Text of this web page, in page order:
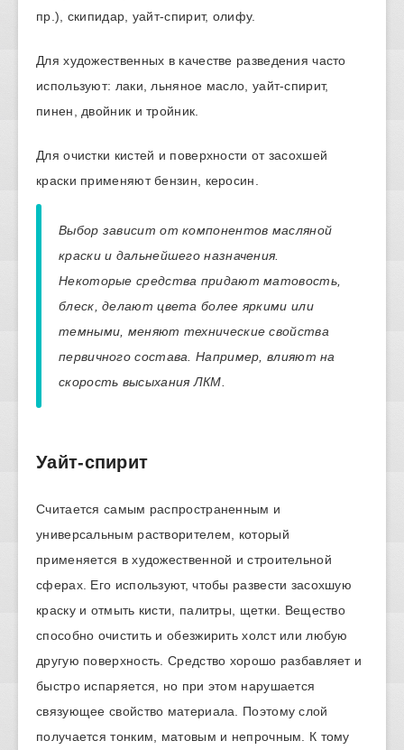
пр.), скипидар, уайт-спирит, олифу.
Для художественных в качестве разведения часто
используют: лаки, льняное масло, уайт-спирит,
пинен, двойник и тройник.
Для очистки кистей и поверхности от засохшей
краски применяют бензин, керосин.
Выбор зависит от компонентов масляной
краски и дальнейшего назначения.
Некоторые средства придают матовость,
блеск, делают цвета более яркими или
темными, меняют технические свойства
первичного состава. Например, влияют на
скорость высыхания ЛКМ.
Уайт-спирит
Считается самым распространенным и
универсальным растворителем, который
применяется в художественной и строительной
сферах. Его используют, чтобы развести засохшую
краску и отмыть кисти, палитры, щетки. Вещество
способно очистить и обезжирить холст или любую
другую поверхность. Средство хорошо разбавляет и
быстро испаряется, но при этом нарушается
связующее свойство материала. Поэтому слой
получается тонким, матовым и непрочным. К тому